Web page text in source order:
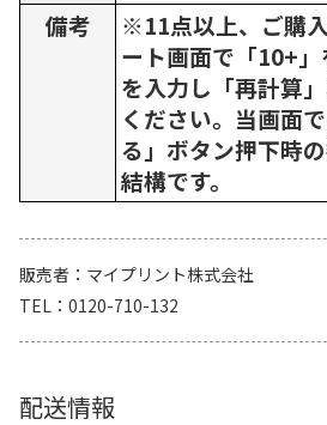
備考
※11点以上、ご購
ート画面で「10+
を入力し「再計算
ください。当画面
る」ボタン押下時
結構です。
販売者
マイプリント株式会社
TEL
0120-710-132
配送情報